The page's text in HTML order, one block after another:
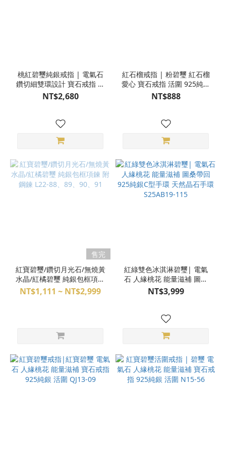
桃紅碧璽純銀戒指 | 電氣石
鑽切細雙環設計 寶石戒指 活
圍 925純銀 M05-91
NT$2,680
紅石榴戒指 | 粉碧璽 紅石榴
愛心 寶石戒指 活圍 925純銀
S23AP19-09,10
NT$888
售完
紅寶碧璽/鑽切月光石/無燒黃
水晶/紅橘碧璽 純銀包框項鍊
附鋼鍊 L22-88、89、90、
NT$1,111 ~ NT$2,999
紅綠雙色冰淇淋碧璽| 電氣
石 人緣桃花 能量滋補 圖桑
帶回 925純銀C型手環 天然
晶石手環 S25AB19-115
NT$3,999